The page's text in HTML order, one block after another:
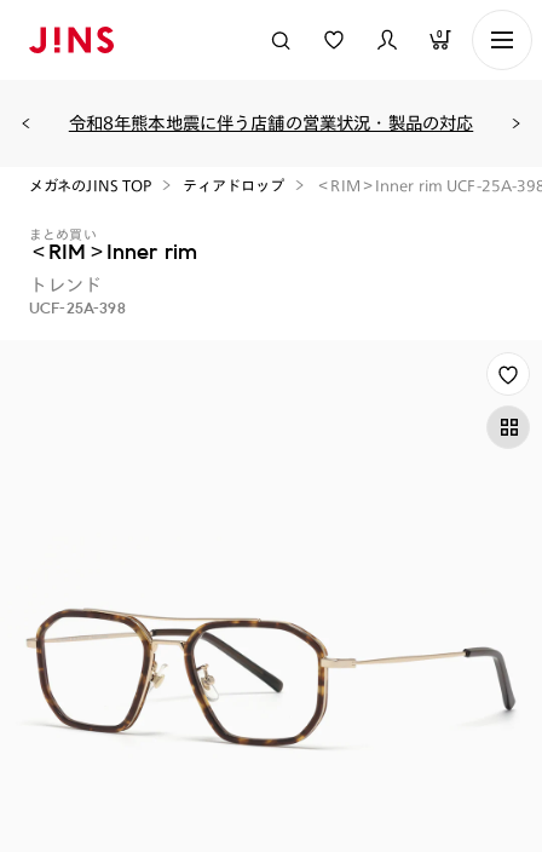
0
令和8年熊本地震に伴う店舗の営業状況・製品の対応
メガネのJINS TOP ティアドロップ ＜RIM＞Inner rim UCF-25A-
まとめ買い
＜RIM＞Inner rim
トレンド
UCF-25A-398